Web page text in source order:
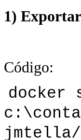
1)
Código:
docker
jmtella/